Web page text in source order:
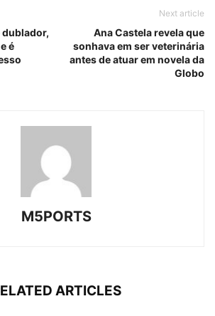
dublador,
é
Next article
Ana Castela revela que
sonhava em ser veterinária
antes de atuar em novela da
Globo
M5PORTS
ARTICLES